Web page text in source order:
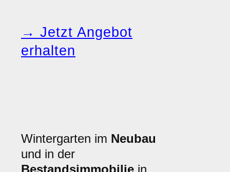
→ Jetzt Angebot
erhalten
Wintergarten im Neubau
und in der